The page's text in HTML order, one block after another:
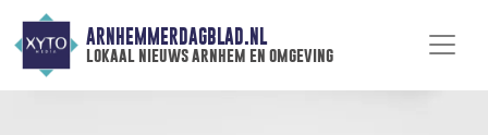
ARNHEMMERDAGBLAD.NL
lokaal nieuws arnhem en omgeving